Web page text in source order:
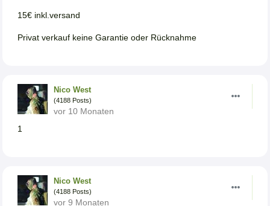
15€ inkl.versand
Privat verkauf keine Garantie oder Rücknahme
Nico West
(4188 Posts)
vor 10 Monaten
1
Nico West
(4188 Posts)
vor 9 Monaten